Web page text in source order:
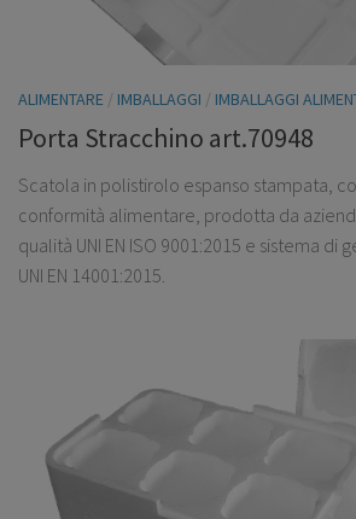
ALIMENTARE / IMBALLAGGI / IMBALLAGGI
Porta Stracchino art.70948
Scatola in polistirolo espanso stampata,
conformità alimentare, prodotta da
qualità UNI EN ISO 9001:2015 e sistema di
UNI EN 14001:2015.